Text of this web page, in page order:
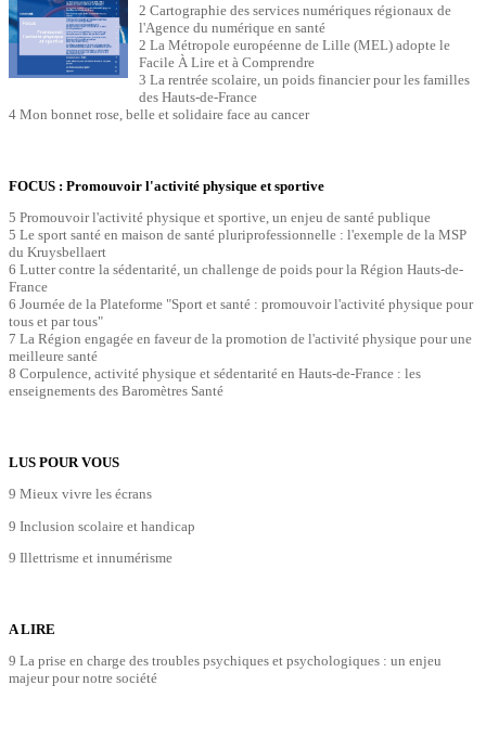
2 Cartographie des services numériques régionaux de
l'Agence du numérique en santé
2 La Métropole européenne de Lille (MEL) adopte le
Facile À Lire et à Comprendre
3 La rentrée scolaire, un poids financier pour les familles
des Hauts-de-France
4 Mon bonnet rose, belle et solidaire face au cancer
FOCUS : Promouvoir l'activité physique et sportive
5 Promouvoir l'activité physique et sportive, un enjeu de santé publique
5 Le sport santé en maison de santé pluriprofessionnelle : l'exemple de la MSP
du Kruysbellaert
6 Lutter contre la sédentarité, un challenge de poids pour la Région Hauts-de-
France
6 Journée de la Plateforme "Sport et santé : promouvoir l'activité physique pour
tous et par tous"
7 La Région engagée en faveur de la promotion de l'activité physique pour une
meilleure santé
8 Corpulence, activité physique et sédentarité en Hauts-de-France : les
enseignements des Baromètres Santé
LUS POUR VOUS
9 Mieux vivre les écrans
9 Inclusion scolaire et handicap
9 Illettrisme et innumérisme
A LIRE
9 La prise en charge des troubles psychiques et psychologiques : un enjeu
majeur pour notre société